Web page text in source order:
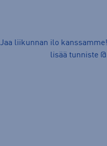
Jaa liikunnan ilo
lisää tunniste